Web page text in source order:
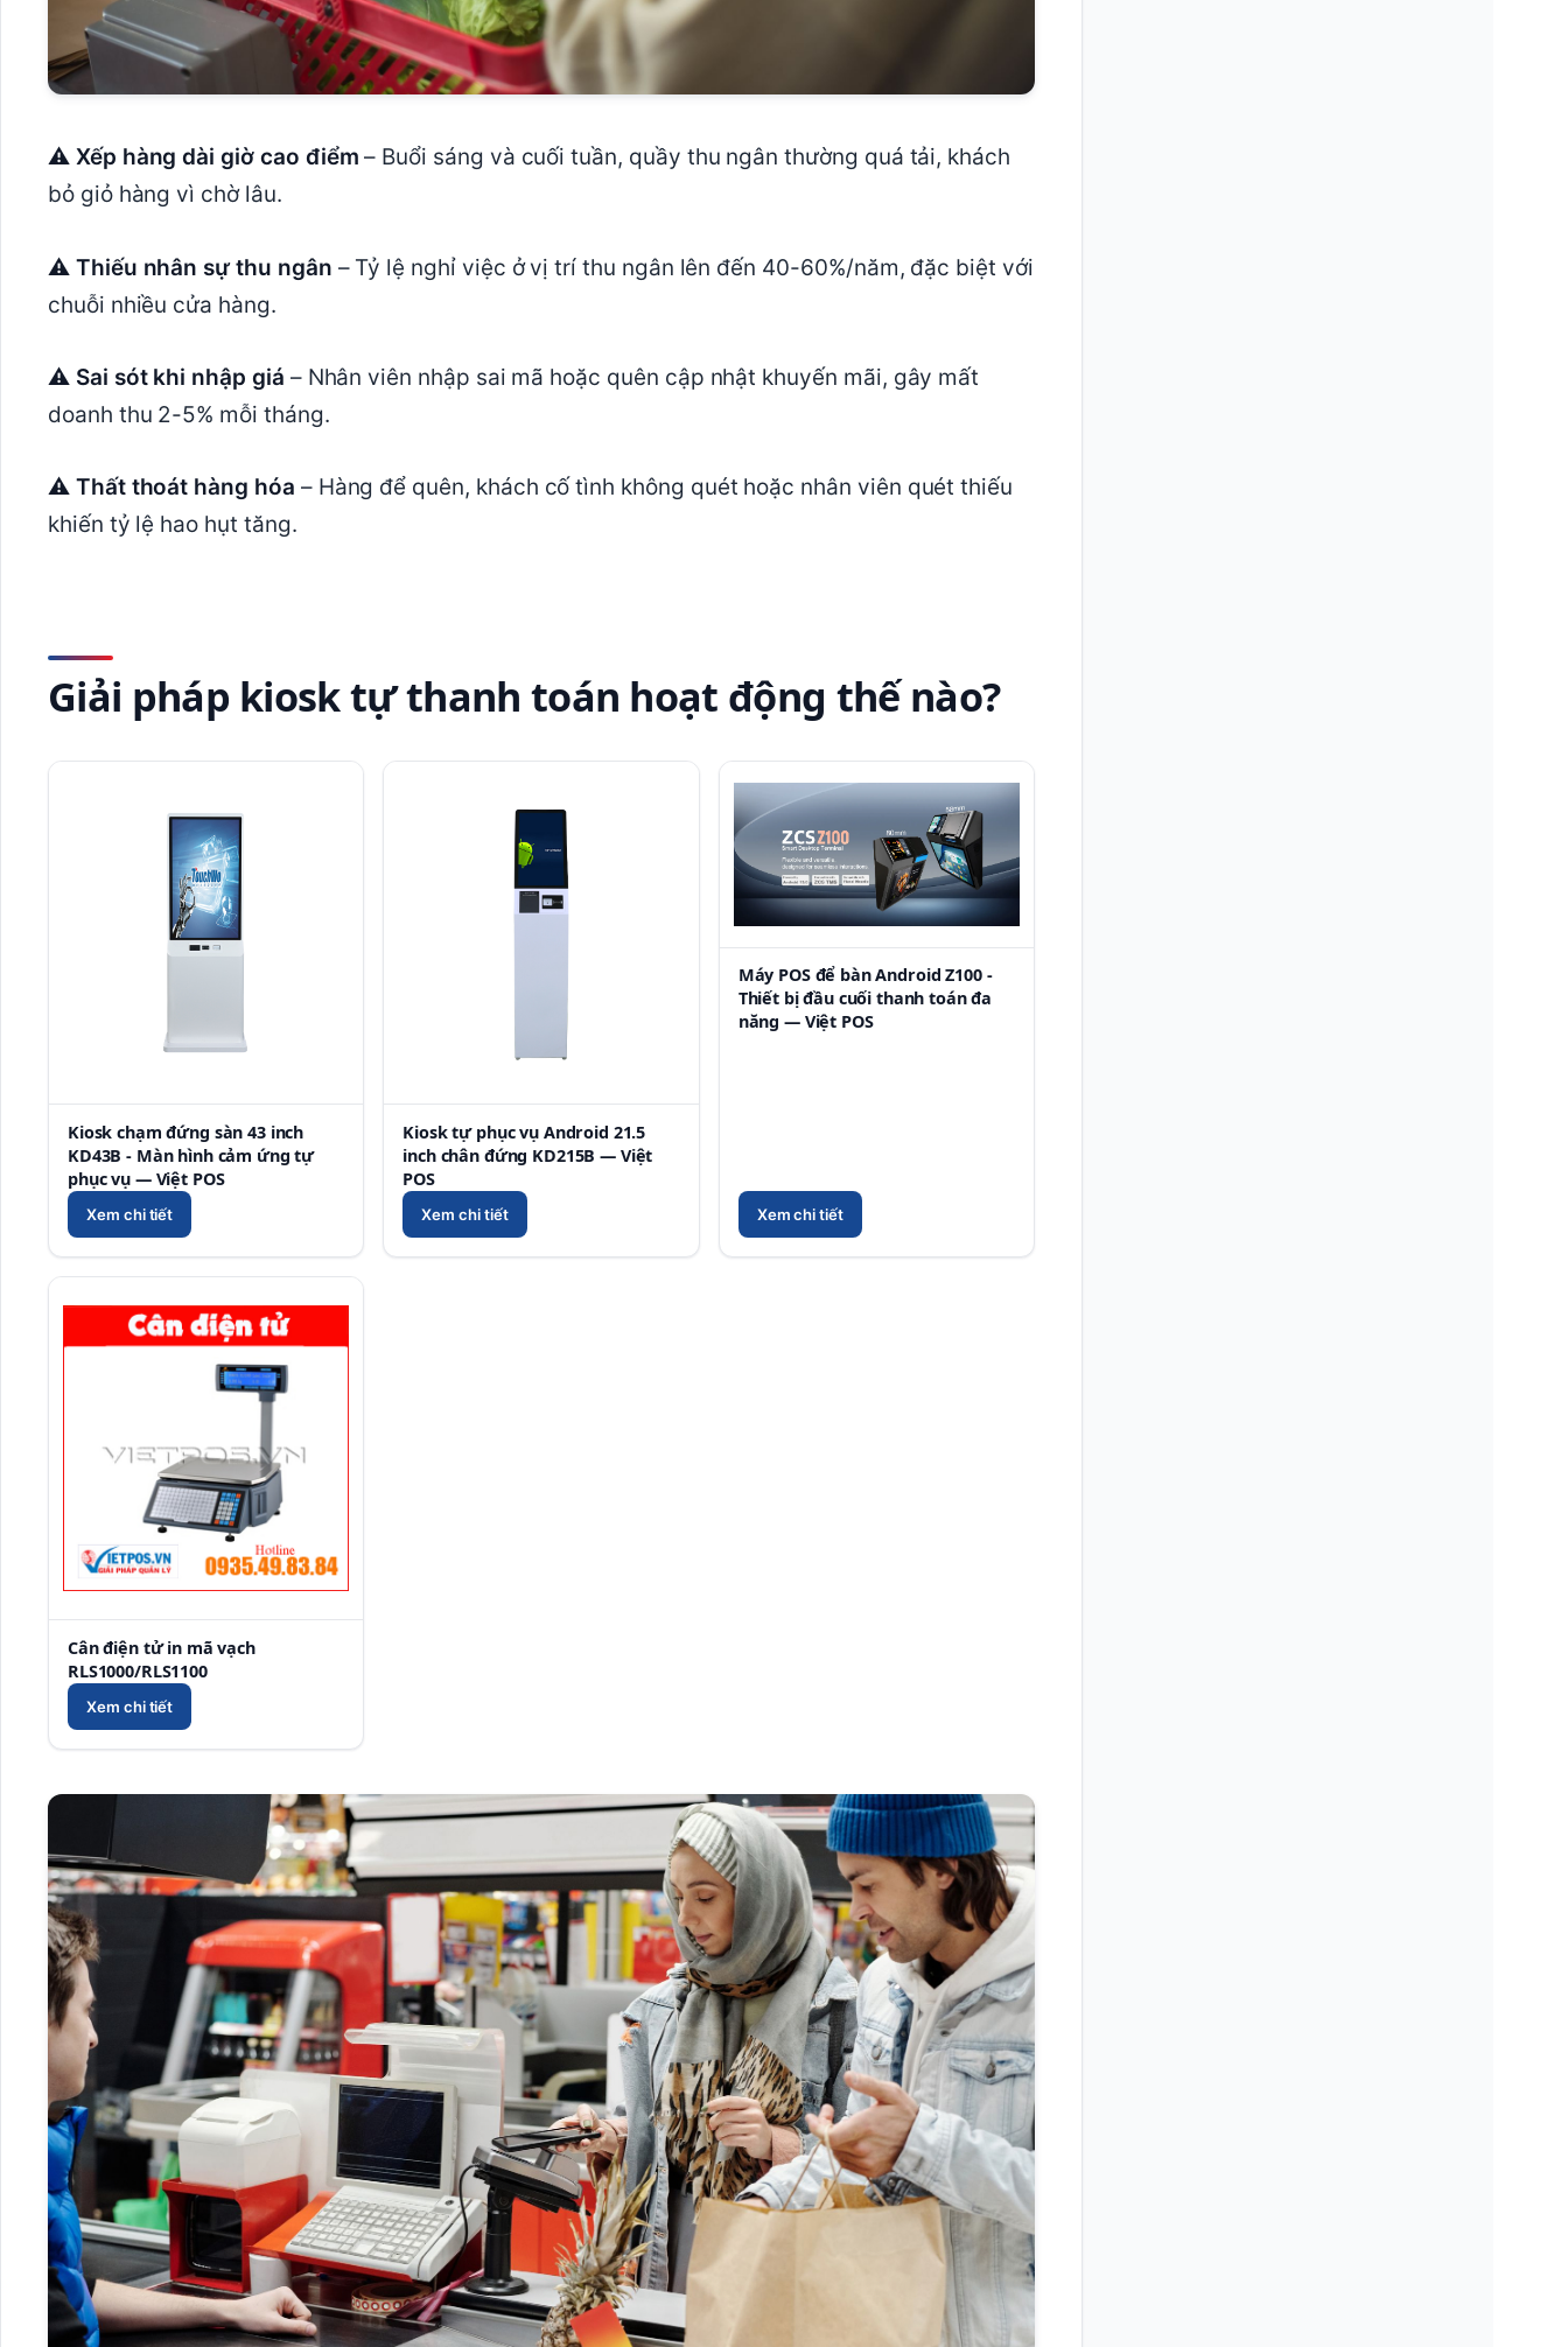
⚠ Xếp hàng dài giờ cao điểm – Buổi sáng và cuối tuần, quầy thu ngân thường quá tải, khách
bỏ giỏ hàng vì chờ lâu.
⚠ Thiếu nhân sự thu ngân – Tỷ lệ nghỉ việc ở vị trí thu ngân lên đến 40-60%/năm, đặc biệt với
chuỗi nhiều cửa hàng.
⚠ Sai sót khi nhập giá – Nhân viên nhập sai mã hoặc quên cập nhật khuyến mãi, gây mất
doanh thu 2-5% mỗi tháng.
⚠ Thất thoát hàng hóa – Hàng để quên, khách cố tình không quét hoặc nhân viên quét thiếu
khiến tỷ lệ hao hụt tăng.
Giải pháp kiosk tự thanh toán hoạt động thế nào?
Kiosk chạm đứng sàn 43 inch
KD43B - Màn hình cảm ứng tự
phục vụ — Việt POS
Xem chi tiết
Kiosk tự phục vụ Android 21.5
inch chân đứng KD215B — Việt
POS
Xem chi tiết
Máy POS để bàn Android Z100 -
Thiết bị đầu cuối thanh toán đa
năng — Việt POS
Xem chi tiết
Cân điện tử in mã vạch
RLS1000/RLS1100
Xem chi tiết